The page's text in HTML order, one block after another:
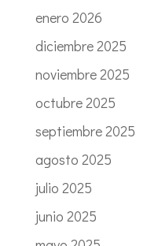
enero 2026
diciembre 2025
noviembre 2025
octubre 2025
septiembre 2025
agosto 2025
julio 2025
junio 2025